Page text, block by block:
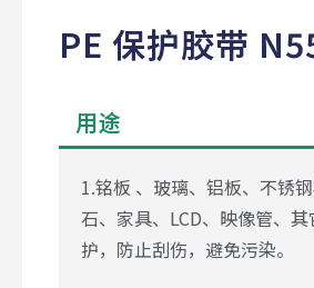
PE 保护胶带
用途
1.铭板 、玻璃、铝板、不锈
石、家具、LCD、映像管、
护，防止刮伤，避免污染。